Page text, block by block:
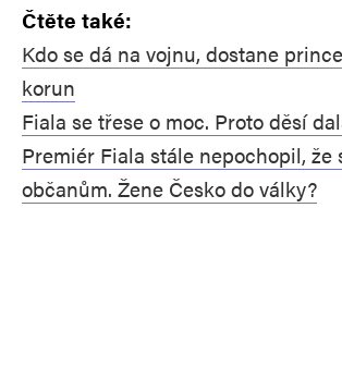
Čtěte také:
Kdo se dá na vojnu, dostane
korun
Fiala se třese o moc. Proto děsí
Premiér Fiala stále nepochopil, že
občanům. Žene Česko do války?